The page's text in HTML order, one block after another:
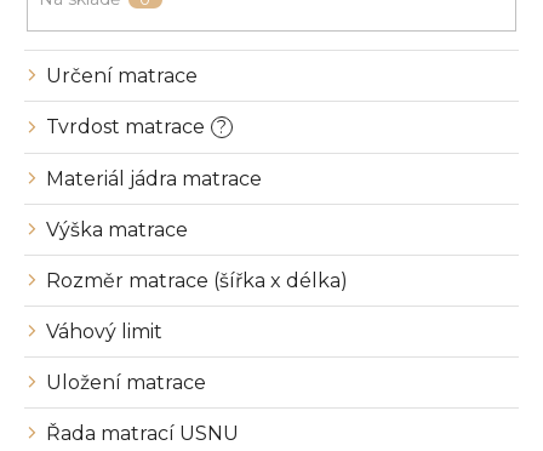
Materiál jádra matrace
Rozměr matrace (šířka x délka)
Řada matrací USNU
Tvrdost matrace ?
Uložení matrace
Určení matrace
Váhový limit
Výška matrace